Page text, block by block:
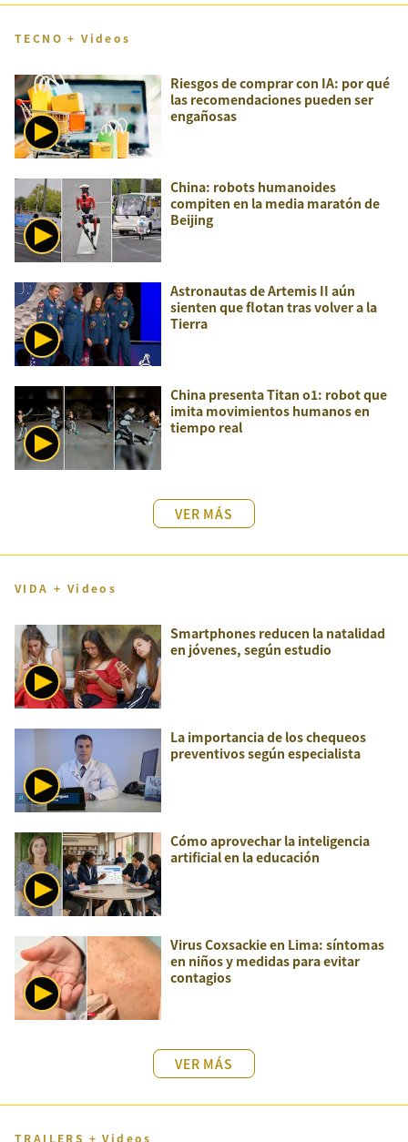
TECNO + Videos
Riesgos de comprar con IA: por qué
las recomendaciones pueden ser
engañosas
China: robots humanoides
compiten en la media maratón de
Beijing
Astronautas de Artemis II aún
sienten que flotan tras volver a la
Tierra
China presenta Titan o1: robot que
imita movimientos humanos en
tiempo real
VER MÁS
VIDA + Videos
Smartphones reducen la natalidad
en jóvenes, según estudio
La importancia de los chequeos
preventivos según especialista
Cómo aprovechar la inteligencia
artificial en la educación
Virus Coxsackie en Lima: síntomas
en niños y medidas para evitar
contagios
VER MÁS
TRAILERS + Videos